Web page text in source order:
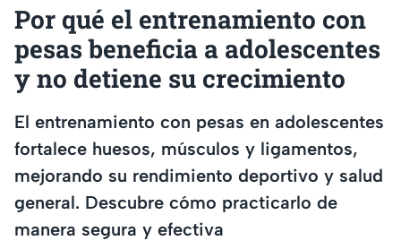
Por qué el entrenamiento con
pesas beneficia a adolescentes
y no detiene su crecimiento
El entrenamiento con pesas en adolescentes
fortalece huesos, músculos y ligamentos,
mejorando su rendimiento deportivo y salud
general. Descubre cómo practicarlo de
manera segura y efectiva